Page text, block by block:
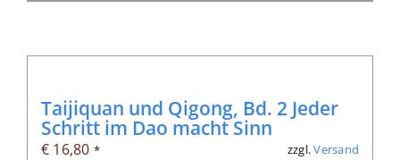
Taijiquan und Qigong, Bd. 2 Jeder
Schritt im Dao macht Sinn
€ 16,80 * zzgl.Versand